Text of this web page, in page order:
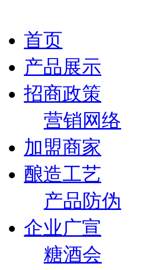
首页
产品展示
招商政策
营销网络
加盟商家
酿造工艺
产品防伪
企业广宣
糖酒会